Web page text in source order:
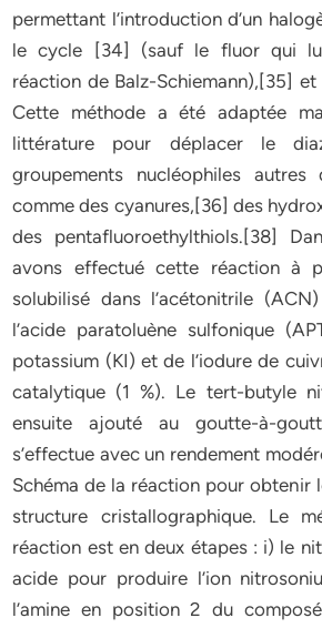
permettant l’introduction d’un
le cycle [34] (sauf le fluor qui
réaction de Balz-Schiemann),[35]
Cette méthode a été adaptée
littérature pour déplacer le
groupements nucléophiles autres
comme des cyanures,[36] des
des pentafluoroethylthiols.[38]
avons effectué cette réaction à
solubilisé dans l’acétonitrile
l’acide paratoluène sulfonique
potassium (KI) et de l’iodure de
catalytique (1 %). Le tert-butyle
ensuite ajouté au goutte-à-
s’effectue avec un rendement
Schéma de la réaction pour obtenir
structure cristallographique. Le
réaction est en deux étapes : i) le
acide pour produire l’ion
l’amine en position 2 du